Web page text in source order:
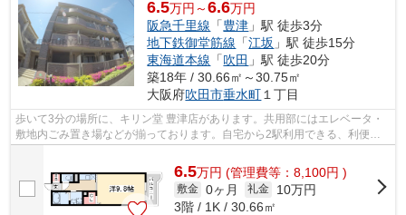
6.5万円～6.6万円
阪急千里線 「豊津 」駅 徒歩3分
地下鉄御堂筋線 「江坂 」駅 徒歩15分
東海道本線 「吹田 」駅 徒歩20分
築18年 / 30.66㎡～30.75㎡
大阪府吹田市垂水町１丁目
歩いて3分の場所に、キリン堂 豊津店があります。共用部にはエレベータ・
敷地内ごみ置き場などが揃っております。自宅から2駅利用できる、利便性
6.5万円 (管理費等：8,100円 )
敷金 0ヶ月 礼金
10万円
3階 / 1K / 30.66㎡